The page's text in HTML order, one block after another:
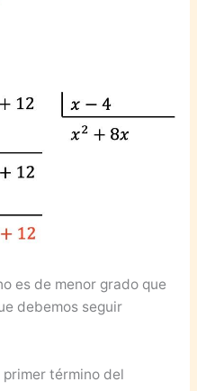
es de menor grado que
debemos seguir
término del